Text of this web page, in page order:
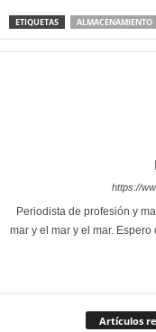
ETIQUETAS ALMACENAMIENTO
https://
Periodista de profesión y
mar y el mar y el mar.
Artículos